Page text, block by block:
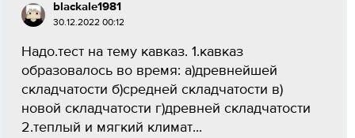
blackale1981
30.12.2022 00:12
Надо.тест на тему кавказ. 1.кавказ
образовалось во время: а)древнейшей
складчатости б)средней складчатости в)
новой складчатости г)древней складчатости
2.теплый и мягкий климат...